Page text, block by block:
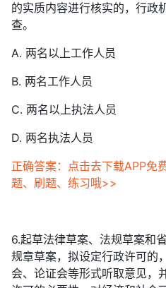
的实质内容进行核实的，行政
查。
A. 两名以上工作人员
B. 两名工作人员
C. 两名以上执法人员
D. 两名执法人员
正确答案：点击去下载APP免
题、刷题、练习哦>>
6.起草法律草案、法规草案和
规章草案，拟设定行政许可的
会、论证会等形式听取意见，